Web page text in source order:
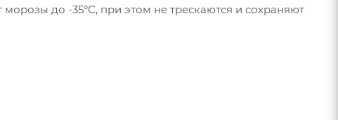
до -35°С, при этом не трескаются и сохраняют